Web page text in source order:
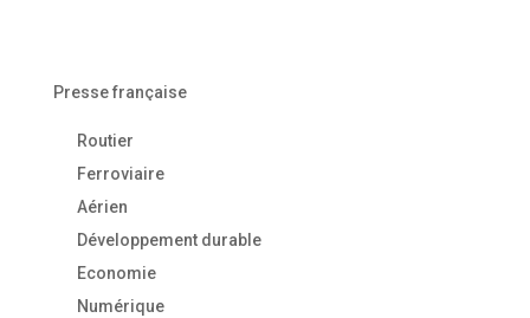
Presse française
Routier
Ferroviaire
Aérien
Développement durable
Economie
Numérique